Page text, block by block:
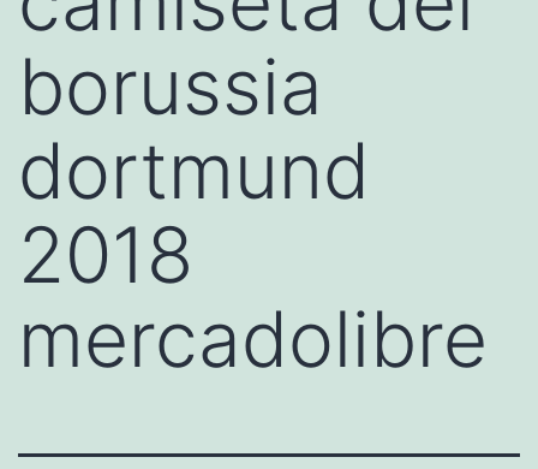
borussia
dortmund
2018
mercadolibre